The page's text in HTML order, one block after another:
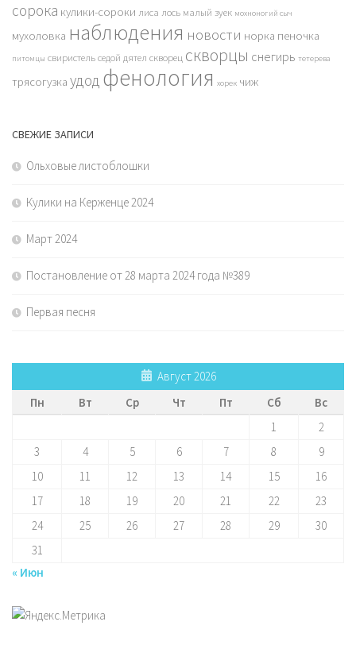
сорока кулики-сороки лиса лось малый зуек мохноногий сыч
мухоловка наблюдения новости норка пеночка
питомцы свиристельседой дятел скворец скворцы снегирь тетерева
трясогузка удод фенология хорек чиж
СВЕЖИЕ ЗАПИСИ
Ольховые листоблошки
Кулики на Керженце 2024
Март 2024
Постановление от 28 марта 2024 года №389
Первая песня
Август 2026
Пн
Вт Ср Чт Пт Сб
Вс
1
2
3
4 5 6 7 8
9
10
11 12 13 14 15
16
17
18 19 20 21 22
23
24
25 26 27 28 29
30
31
« Июн